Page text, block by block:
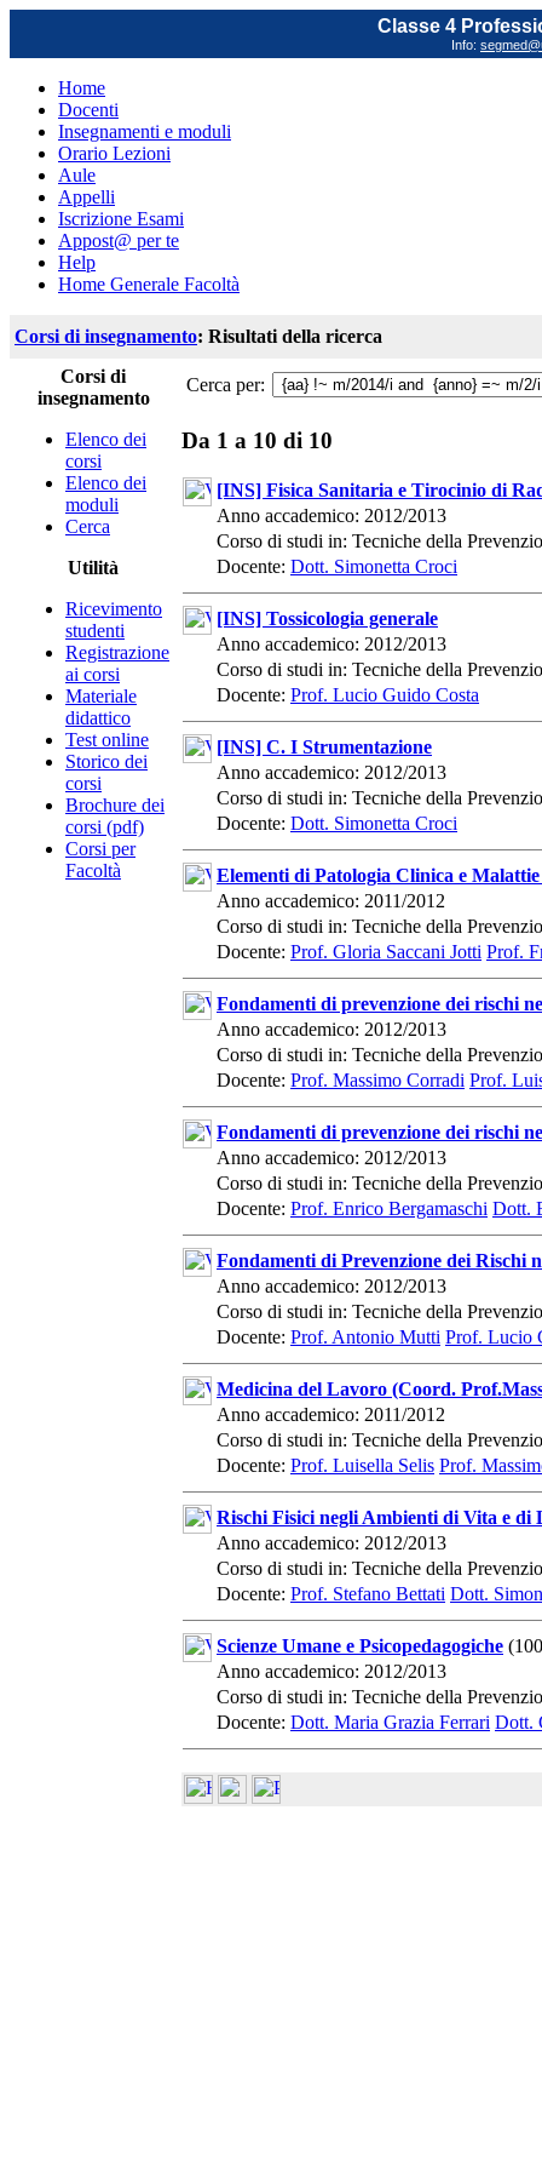
Classe 4
Info:
Home
Docenti
Insegnamenti e moduli
Orario Lezioni
Aule
Appelli
Iscrizione Esami
Appost@ per te
Help
Home Generale Facoltà
Corsi di insegnamento: Risultati della ricerca
Corsi di
insegnamento
Elenco dei
corsi
Elenco dei
moduli
Cerca
Utilità
Ricevimento
studenti
Registrazione
ai corsi
Materiale
didattico
Test online
Storico dei
corsi
Brochure dei
corsi (pdf)
Corsi per
Facoltà
Cerca per:
Da 1 a 10 di 10
[INS] Fisica Sanitaria e Tirocinio di
Anno accademico: 2012/2013
Corso di studi in: Tecniche della
Docente: Dott. Simonetta Croci
[INS] Tossicologia generale
Anno accademico: 2012/2013
Corso di studi in: Tecniche della
Docente: Prof. Lucio Guido Costa
[INS] C. I Strumentazione
Anno accademico: 2012/2013
Corso di studi in: Tecniche della
Docente: Dott. Simonetta Croci
Elementi di Patologia Clinica e
Anno accademico: 2011/2012
Corso di studi in: Tecniche della
Docente: Prof. Gloria Saccani Jotti Prof.
Fondamenti di prevenzione dei rischi
Anno accademico: 2012/2013
Corso di studi in: Tecniche della
Docente: Prof. Massimo Corradi Prof.
Fondamenti di prevenzione dei rischi
Anno accademico: 2012/2013
Corso di studi in: Tecniche della
Docente: Prof. Enrico Bergamaschi Dott.
Fondamenti di Prevenzione dei
Anno accademico: 2012/2013
Corso di studi in: Tecniche della
Docente: Prof. Antonio Mutti Prof. Lucio
Medicina del Lavoro (Coord.
Anno accademico: 2011/2012
Corso di studi in: Tecniche della
Docente: Prof. Luisella Selis Prof.
Rischi Fisici negli Ambienti di Vita e di
Anno accademico: 2012/2013
Corso di studi in: Tecniche della
Docente: Prof. Stefano Bettati Dott.
Scienze Umane e Psicopedagogiche
Anno accademico: 2012/2013
Corso di studi in: Tecniche della
Docente: Dott. Maria Grazia Ferrari Dott.